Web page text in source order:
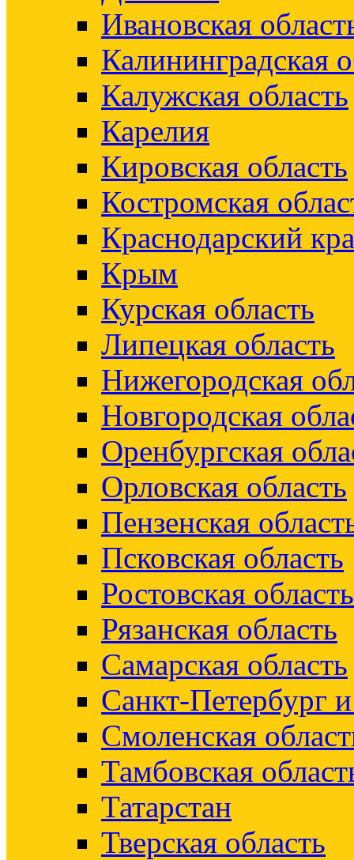
Ивановская
Калининградская
Калужская область
Карелия
Кировская область
Костромская
Краснодарский
Крым
Курская область
Липецкая область
Нижегородская
Новгородская
Оренбургская
Орловская область
Пензенская
Псковская область
Ростовская область
Рязанская область
Самарская область
Санкт-Петербург
Смоленская
Тамбовская
Татарстан
Тверская область